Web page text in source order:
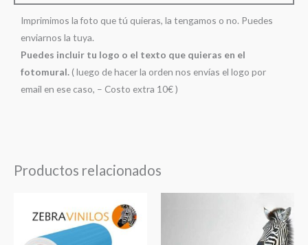
Imprimimos la foto que tú quieras, la tengamos o no. Puedes
enviarnos la tuya.
Puedes incluir tu logo o el texto que quieras en el
fotomural.( luego de hacer la orden nos envías el logo por
email en ese caso, – Costo extra 10€ )
Productos relacionados
Rango
de
de